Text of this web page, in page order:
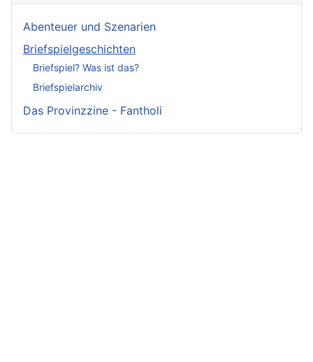
Abenteuer und Szenarien
Briefspielgeschichten
Briefspiel? Was ist das?
Briefspielarchiv
Das Provinzzine - Fantholi